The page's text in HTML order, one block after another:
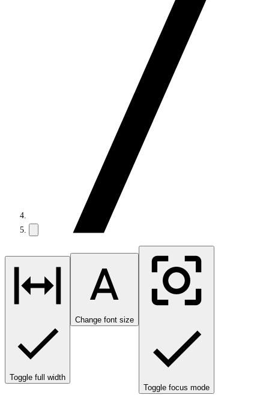
Toggle full width
Change font size
Toggle focus mode